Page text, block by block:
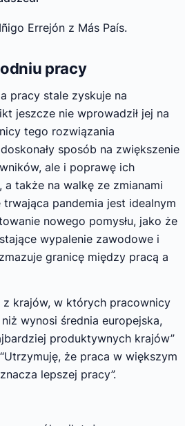
Errejón z Más País.
pracy
pracy stale zyskuje na
jeszcze nie wprowadził jej na
tego rozwiązania
sposób na zwiększenie
ale i poprawę ich
także na walkę ze zmianami
trwająca pandemia jest idealnym
nowego pomysłu, jako że
wypalenie zawodowe i
granicę między pracą a
z krajów, w których pracownicy
wynosi średnia europejska,
produktywnych krajów”
że praca w większym
lepszej pracy”.